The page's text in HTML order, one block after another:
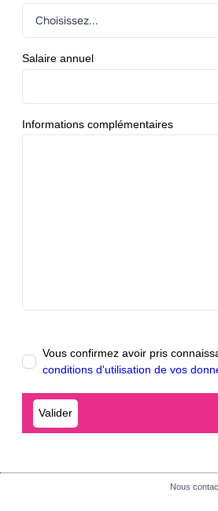
Salaire annuel
Informations complémentaires
Vous confirmez avoir pris
conditions d'utilisation de vos
Nous